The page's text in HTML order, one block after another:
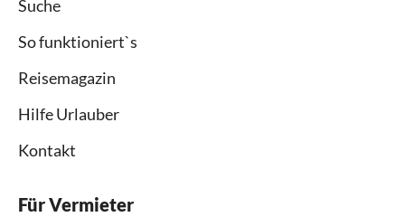
Suche
So funktioniert`s
Reisemagazin
Hilfe Urlauber
Kontakt
Für Vermieter